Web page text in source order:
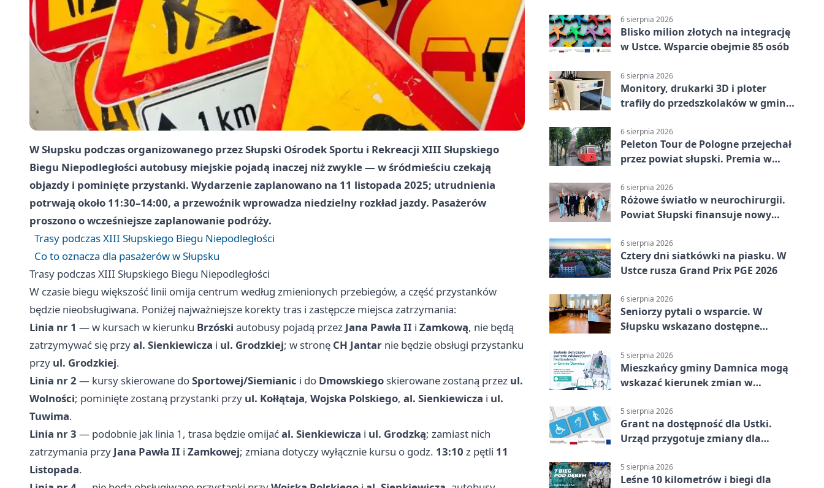
W Słupsku podczas organizowanego przez Słupski Ośrodek Sportu i Rekreacji XIII Słupskiego
Biegu Niepodległości autobusy miejskie pojadą inaczej niż zwykle — w śródmieściu czekają
objazdy i pominięte przystanki. Wydarzenie zaplanowano na 11 listopada 2025; utrudnienia
potrwają około 11:30–14:00, a przewoźnik wprowadza niedzielny rozkład jazdy. Pasażerów
proszono o wcześniejsze zaplanowanie podróży.
Trasy podczas XIII Słupskiego Biegu Niepodległości
Co to oznacza dla pasażerów w Słupsku
Trasy podczas XIII Słupskiego Biegu Niepodległości
W czasie biegu większość linii omija centrum według zmienionych przebiegów, a część przystanków
będzie nieobsługiwana. Poniżej najważniejsze korekty tras i zastępcze miejsca zatrzymania:
Linia nr 1 — w kursach w kierunku Brzóski autobusy pojadą przez Jana Pawła II i Zamkową, nie będą
zatrzymywać się przyal. Sienkiewicza i ul. Grodzkiej; w stronę CH Jantar nie będzie obsługi przystanku
przy ul. Grodzkiej.
Linia nr 2 — kursy skierowane doSportowej/Siemianic i do Dmowskiego skierowane zostaną przez ul.
Wolności; pominięte zostaną przystanki przy ul. Kołłątaja, Wojska Polskiego, al. Sienkiewicza i ul.
Tuwima.
Linia nr 3 — podobnie jak linia 1, trasa będzie omijaćal. Sienkiewicza i ul. Grodzką; zamiast nich
zatrzymania przy Jana Pawła II i Zamkowej; zmiana dotyczy wyłącznie kursu o godz. 13:10 z pętli 11
Listopada.
6 sierpnia 2026
Blisko milion złotych na integrację
w Ustce. Wsparcie obejmie 85 osób
6 sierpnia 2026
Monitory, drukarki 3D i ploter
trafiły do przedszkolaków w gminie
6 sierpnia 2026
Peleton Tour de Pologne przejechał
przez powiat słupski. Premia w
6 sierpnia 2026
Różowe światło w neurochirurgii.
Powiat Słupski finansuje nowy
6 sierpnia 2026
Cztery dni siatkówki na piasku. W
Ustce rusza Grand Prix PGE 2026
6 sierpnia 2026
Seniorzy pytali o wsparcie. W
Słupsku wskazano dostępne
5 sierpnia 2026
Mieszkańcy gminy Damnica mogą
wskazać kierunek zmian w
5 sierpnia 2026
Grant na dostępność dla Ustki.
Urząd przygotuje zmiany dla
5 sierpnia 2026
Leśne 10 kilometrów i biegi dla